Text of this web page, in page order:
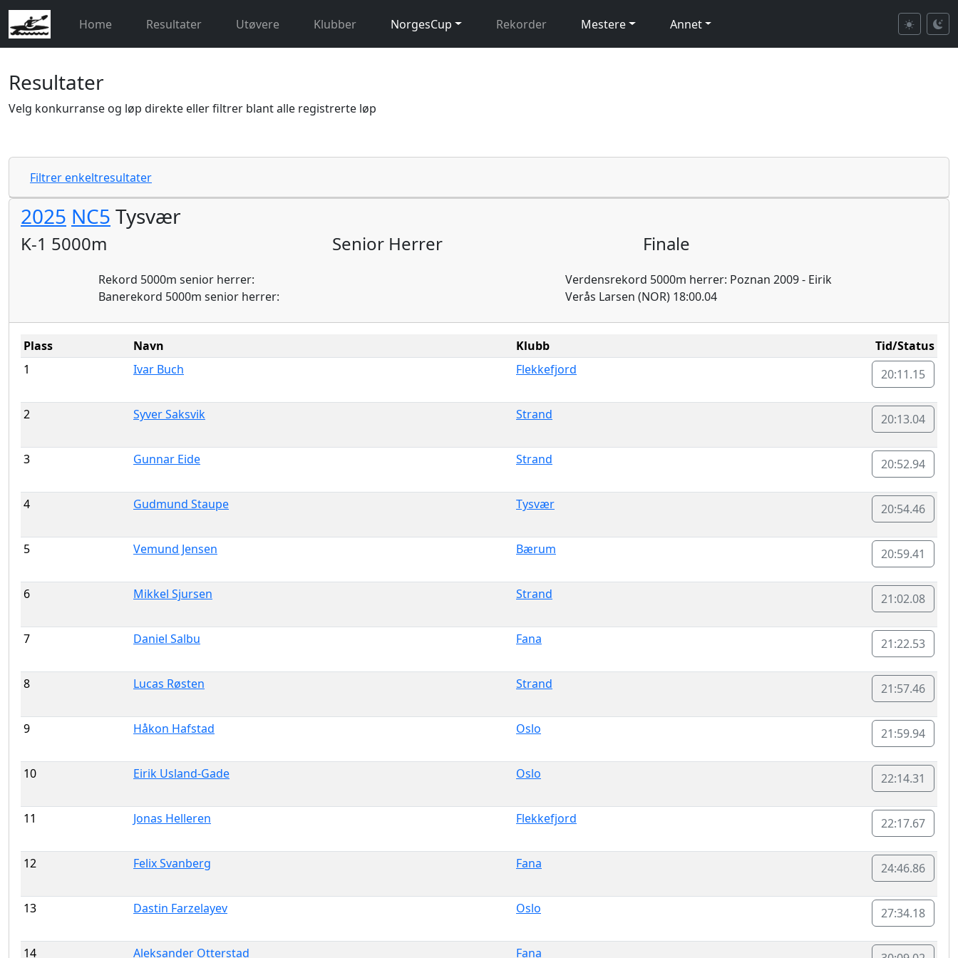
Home Resultater Utøvere Klubber NorgesCup Rekorder Mestere Annet
Resultater
Velg konkurranse og løp direkte eller filtrer blant alle registrerte løp
Filtrer enkeltresultater
2025 NC5 Tysvær
K-1 5000m Senior Herrer Finale
Rekord 5000m senior herrer:
Banerekord 5000m senior herrer:
Verdensrekord 5000m herrer: Poznan 2009 - Eirik
Verås Larsen (NOR) 18:00.04
Plass Navn Klubb
Tid/Status
1
Ivar Buch Flekkefjord 20:11.15
2 Syver Saksvik Strand 20:13.04
3 Gunnar Eide Strand 20:52.94
4 Gudmund Staupe Tysvær 20:54.46
5 Vemund Jensen Bærum 20:59.41
6 Mikkel Sjursen Strand 21:02.08
7 Daniel Salbu Fana 21:22.53
8 Lucas Røsten Strand 21:57.46
9 Håkon Hafstad Oslo 21:59.94
10 Eirik Usland-Gade Oslo 22:14.31
11 Jonas Helleren Flekkefjord 22:17.67
12 Felix Svanberg Fana 24:46.86
13 Dastin Farzelayev Oslo 27:34.18
14 Aleksander Otterstad Fana